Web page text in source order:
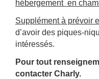
hébergement en
Supplément à prévoir
d’avoir des piques-
intéressés.
Pour tout
contacter Charly.